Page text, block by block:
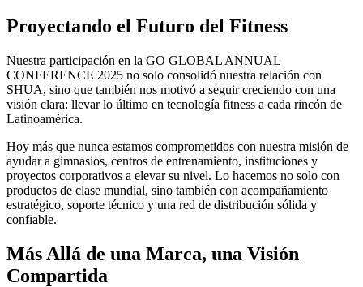
Proyectando el Futuro del Fitness
Nuestra participación en la GO GLOBAL ANNUAL
CONFERENCE 2025 no solo consolidó nuestra relación con
SHUA, sino que también nos motivó a seguir creciendo con una
visión clara: llevar lo último en tecnología fitness a cada rincón de
Latinoamérica.
Hoy más que nunca estamos comprometidos con nuestra misión de
ayudar a gimnasios, centros de entrenamiento, instituciones y
proyectos corporativos a elevar su nivel. Lo hacemos no solo con
productos de clase mundial, sino también con acompañamiento
estratégico, soporte técnico y una red de distribución sólida y
confiable.
Más Allá de una Marca, una Visión
Compartida